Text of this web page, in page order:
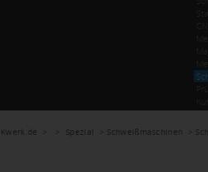
Kwerk.de > > Spezial > Schweißmaschinen >